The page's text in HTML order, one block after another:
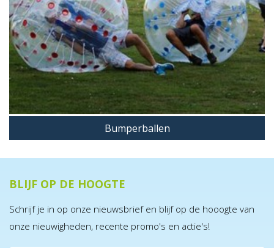
Bumperballen
BLIJF OP DE HOOGTE
Schrijf je in op onze nieuwsbrief en blijf op de hooogte van
onze nieuwigheden, recente promo's en actie's!